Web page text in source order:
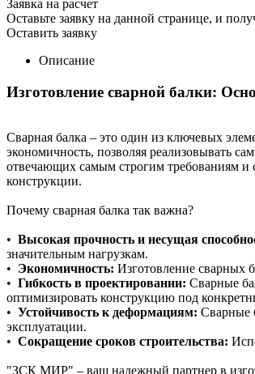
Заявка на расчет
Оставьте заявку на данной странице, и
Оставить заявку
Описание
Изготовление сварной балки:
Сварная балка – это один из ключевых
экономичность, позволяя реализовывать
отвечающих самым строгим требованиям и
конструкции.
Почему сварная балка так важна?
• Высокая прочность и несущая
значительным нагрузкам.
• Экономичность: Изготовление сварных
• Гибкость в проектировании: Сварные
оптимизировать конструкцию под
• Устойчивость к деформациям: Сварные
эксплуатации.
• Сокращение сроков строительства:
"ЗСК МИР" – ваш надежный партнер в